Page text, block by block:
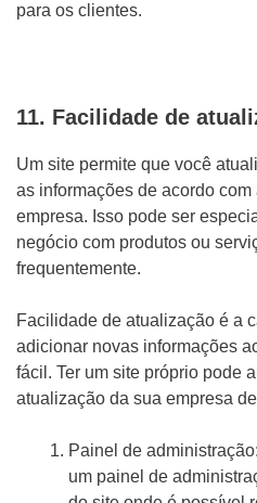
para os clientes.
11. Facilidade de
Um site permite que você
as informações de acordo
empresa. Isso pode ser
negócio com produtos ou
frequentemente.
Facilidade de atualização é a
adicionar novas informações
fácil. Ter um site próprio pode
atualização da sua empresa
Painel de
um painel de